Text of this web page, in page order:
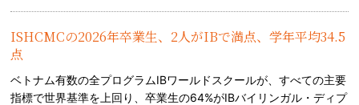
ISHCMCの2026年卒業生、2人がIBで満点、学年平均34.5
点
ベトナム有数の全プログラムIBワールドスクールが、すべての主要
指標で世界基準を上回り、卒業生の64%がIBバイリンガル・ディプ